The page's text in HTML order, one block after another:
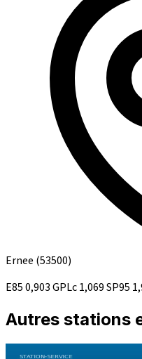
Ernee (53500)
E850,903GPLc1,069SP95
Autres stations